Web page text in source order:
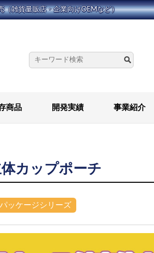
（雑貨量販店・企業向けOEMなど）
商品 開発実績 事業紹介
カップポーチ
ッケージシリーズ